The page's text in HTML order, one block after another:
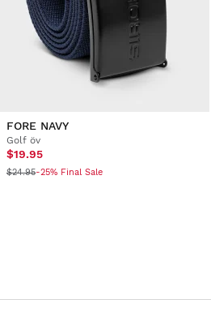
FORE NAVY
Golf öv
$19.95
$24.95-25% Final Sale